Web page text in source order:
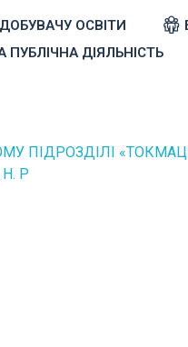
ОСВІТИ
ПУБЛІЧНА ДІЯЛЬНІСТЬ
ПІДРОЗДІЛІ
Р